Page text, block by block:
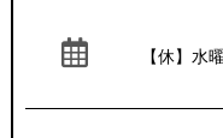
【休】水